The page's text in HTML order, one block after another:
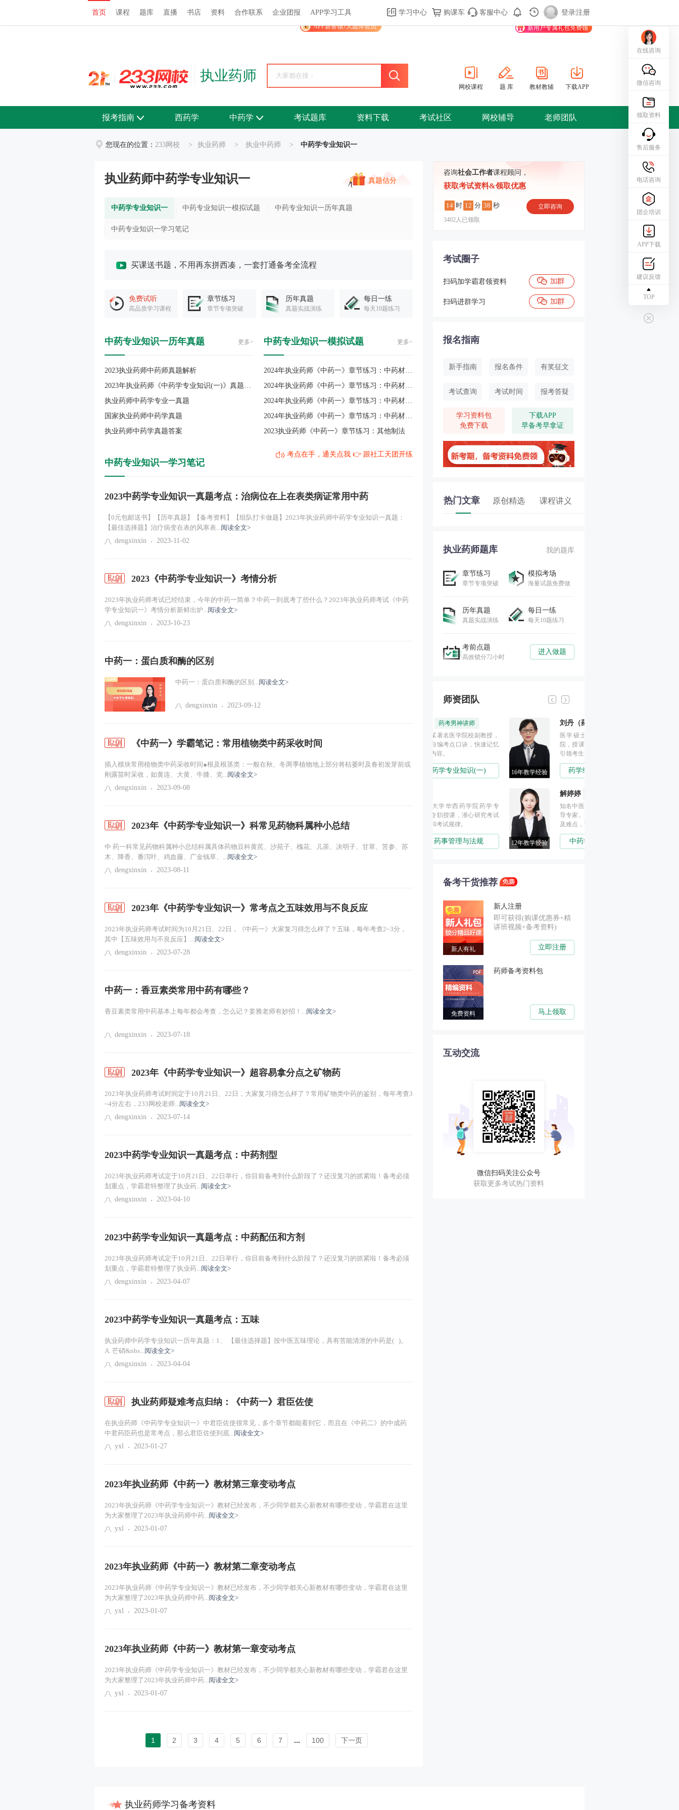
首页 课程 题库 直播 书店 资料 关于我们 帮助中心 APP学习工具
APP新客领7天题库会员
渠道合作 企业团报 购课车 登录/注册
新用户专属礼包免费领
首页 课程 题库 直播 书店 资料 合作联系 企业团报 APP学习工具 学习中心 购课车 客服中心 登录|注册
执业药师
网校课程 题 库 教材教辅 下载APP
报考指南 西药学 中药学 考试题库 资料下载 考试社区 网校辅导 老师团队
您现在的位置： 233网校 > 执业药师 > 执业中药师 > 中药学专业知识一
执业药师中药学专业知识一 真题估分
中药学专业知识一 中药专业知识一模拟试题 中药专业知识一历年真题
中药专业知识一学习笔记
买课送书题，不用再东拼西凑，一套打通备考全流程
免费试听
高品质学习课程
章节练习
章节专项突破
历年真题
真题实战演练
每日一练
每天10题练习
中药专业知识一历年真题 更多>
2023执业药师中药师真题解析
2023年执业药师《中药学专业知识(一)》真题解析！
执业药师中药学专业一真题
国家执业药师中药学真题
执业药师中药学真题答案
中药专业知识一模拟试题 更多>
2024年执业药师《中药一》章节练习：中药材的产地加工
2024年执业药师《中药一》章节练习：中药材的采收
2024年执业药师《中药一》章节练习：中药材的产地
2024年执业药师《中药一》章节练习：中药材的品种与栽培
2023执业药师《中药一》章节练习：其他制法
中药专业知识一学习笔记
考点在手，通关点我 👉 跟社工天团开练
2023中药学专业知识一真题考点：治病位在上在表类病证常用中药
【0元包邮送书】【历年真题】【备考资料】【组队打卡做题】2023年执业药师中药学专业知识一真题：
【最佳选择题】治疗病变在表的风寒表...阅读全文>
dengxinxin
2023-11-02
2023《中药学专业知识一》考情分析
2023年执业药师考试已经结束，今年的中药一简单？中药一到底考了些什么？2023年执业药师考试《中药
学专业知识一》考情分析新鲜出炉...阅读全文>
dengxinxin
2023-10-23
中药一：蛋白质和酶的区别
中药一：蛋白质和酶的区别...阅读全文>
dengxinxin 2023-09-12
《中药一》学霸笔记：常用植物类中药采收时间
插入模块常用植物类中药采收时间●根及根茎类：一般在秋、冬两季植物地上部分将枯萎时及春初发芽前或
刚露苗时采收，如黄连、大黄、牛膝、党...阅读全文>
dengxinxin
2023-09-08
2023年《中药学专业知识一》科常见药物科属种小总结
中 药一科常见药物科属种小总结科属具体药物豆科黄芪、沙苑子、槐花、儿茶、决明子、甘草、苦参、苏
木、降香、番泻叶、鸡血藤、广金钱草、...阅读全文>
dengxinxin
2023-08-11
2023年《中药学专业知识一》常考点之五味效用与不良反应
2023年执业药师考试时间为10月21日、22日，《中药一》大家复习得怎么样了？五味，每年考查2~3分，
其中【五味效用与不良反应】...阅读全文>
dengxinxin
2023-07-28
中药一：香豆素类常用中药有哪些？
香豆素类常用中药基本上每年都会考查，怎么记？姜雅老师有妙招！...阅读全文>
dengxinxin 2023-07-18
2023年《中药学专业知识一》超容易拿分点之矿物药
2023年执业药师考试时间定于10月21日、22日，大家复习得怎么样了？常用矿物类中药的鉴别，每年考查3
~4分左右，233网校老师...阅读全文>
dengxinxin
2023-07-14
2023中药学专业知识一真题考点：中药剂型
2023年执业药师考试定于10月21日、22日举行，你目前备考到什么阶段了？还没复习的抓紧啦！备考必须
划重点，学霸君特整理了执业药...阅读全文>
dengxinxin
2023-04-10
2023中药学专业知识一真题考点：中药配伍和方剂
2023年执业药师考试定于10月21日、22日举行，你目前备考到什么阶段了？还没复习的抓紧啦！备考必须
划重点，学霸君特整理了执业药...阅读全文>
dengxinxin
2023-04-07
2023中药学专业知识一真题考点：五味
执业药师中药学专业知识一历年真题：1、 【最佳选择题】按中医五味理论，具有苦能清泄的中药是( )。
A. 芒硝&nbs...阅读全文>
dengxinxin
2023-04-04
执业药师疑难考点归纳：《中药一》君臣佐使
在执业药师《中药学专业知识一》中君臣佐使很常见，多个章节都能看到它，而且在《中药二》的中成药
中君药臣药也是常考点，那么君臣佐使到底...阅读全文>
yxl
2023-01-27
2023年执业药师《中药一》教材第三章变动考点
2023年执业药师《中药学专业知识一》教材已经发布，不少同学都关心新教材有哪些变动，学霸君在这里
为大家整理了2023年执业药师中药...阅读全文>
yxl
2023-01-07
2023年执业药师《中药一》教材第二章变动考点
2023年执业药师《中药学专业知识一》教材已经发布，不少同学都关心新教材有哪些变动，学霸君在这里
为大家整理了2023年执业药师中药...阅读全文>
yxl
2023-01-07
2023年执业药师《中药一》教材第一章变动考点
2023年执业药师《中药学专业知识一》教材已经发布，不少同学都关心新教材有哪些变动，学霸君在这里
为大家整理了2023年执业药师中药...阅读全文>
yxl
2023-01-07
1 2 3 4 5 6 7 ... 100 下一页
咨询社会工作者课程顾问，
获取考试资料&领取优惠
14 时 12 分 37 秒
3402 人已领取
立即咨询
考试圈子
扫码加学霸君领资料
扫码进群学习
报名指南
新手指南 报名条件 有奖征文
考试查询 考试时间 报考答疑
学习资料包
免费下载
下载APP
早备考早拿证
热门文章 原创精选 课程讲义
执业药师题库 我的题库
章节练习
章节专项突破
模拟考场
海量试题免费做
历年真题
真题实战演练
每日一练
每天10题练习
考前点题
高效锁分72小时
进入做题
师资团队
16年教学经验
刘丹（药师）
资深大咖
医学硕士，任职于北京某医
院，授课特点锁定核心考点，
引领考生避开备考误区
药学综合知识与技能
12年教学经验
资深大咖
知名中医药大学硕士，资深辅
导专家。善于总结考试的重点
及难点，讲课细致深入浅出
中药学专业知识(二)
备考干货推荐
新人有礼
新人注册
即可获得(购课优惠券+精
讲班视频+备考资料)
立即注册
免费资料
药师备考资料包
马上领取
互动交流
微信扫码关注公众号
获取更多考试热门资料
执业药师学习备考资料
在线咨询
微信咨询
领取资料
售后服务
电话咨询
团企培训
APP下载
建议反馈
TOP